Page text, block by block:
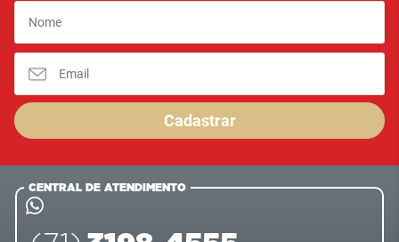
Cadastrar
CENTRAL DE ATENDIMENTO